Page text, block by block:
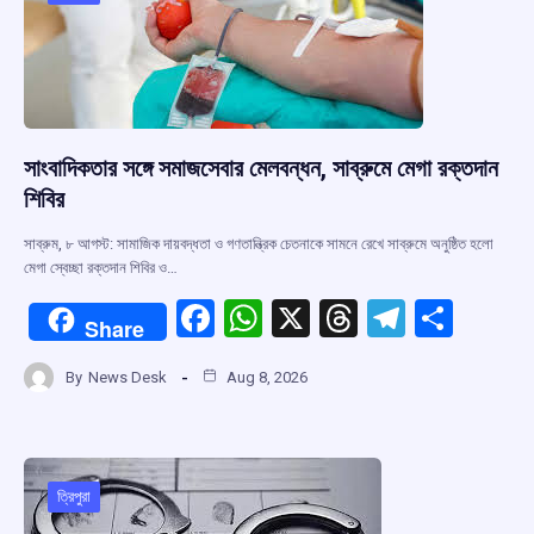
k
p
সাংবাদিকতার সঙ্গে সমাজসেবার মেলবন্ধন, সাব্রুমে মেগা রক্তদান
শিবির
সাব্রুম, ৮ আগস্ট: সামাজিক দায়বদ্ধতা ও গণতান্ত্রিক চেতনাকে সামনে রেখে সাব্রুমে অনুষ্ঠিত হলো
মেগা স্বেচ্ছা রক্তদান শিবির ও…
Share
F
ce
o
o
W
at
A
p
X
T
d
s
T
By News Desk Aug 8, 2026
ত্রিপুরা